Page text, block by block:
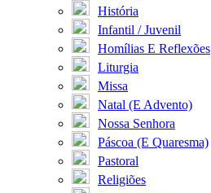
História
Infantil / Juvenil
Homílias E Reflexões
Liturgia
Missa
Natal (E Advento)
Nossa Senhora
Páscoa (E Quaresma)
Pastoral
Religiões